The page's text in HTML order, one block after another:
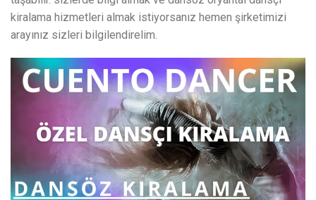
kiralama hizmetleri almak istiyorsanız hemen şirketimizi
arayınız sizleri bilgilendirelim.